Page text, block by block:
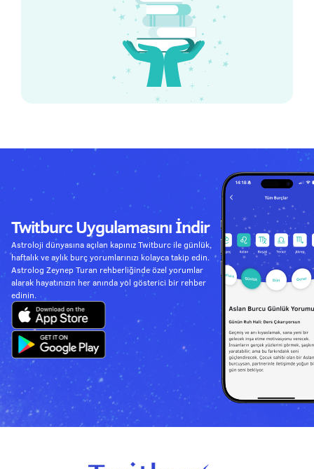
Twitburc Uygulamasını İndir
Astroloji dünyasına açılan kapınız Twitburc ile günlük,
haftalık ve aylık burç yorumlarınızı kolayca takip edin.
Astrolog Zeynep Turan rehberliğinde özel yorumlar
alarak hayatınızın her anında yol gösterici bir rehber
edinin.